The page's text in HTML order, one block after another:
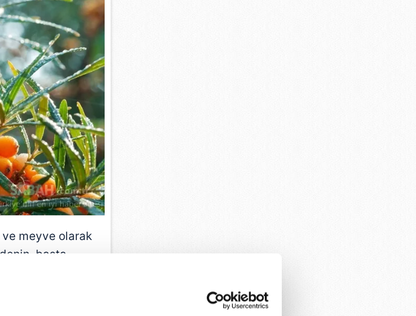
meyve olarak
başta
yanığı ve
olarak